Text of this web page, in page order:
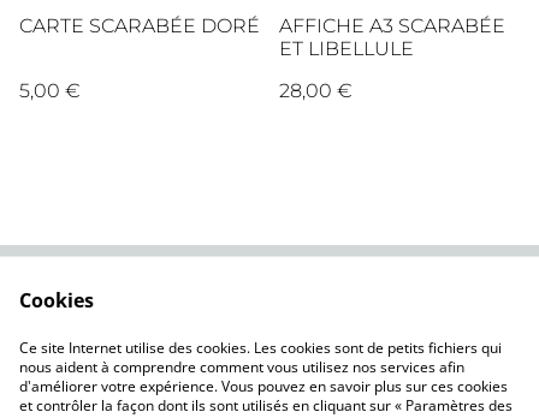
CARTE SCARABÉE DORÉ
5,00 €
AFFICHE A3 SCARABÉE
ET LIBELLULE
28,00 €
Politique de
confidentialité
Politique de cookies
Cookies
Ce site Internet utilise des cookies. Les cookies sont de petits fichiers qui
nous aident à comprendre comment vous utilisez nos services afin
d'améliorer votre expérience. Vous pouvez en savoir plus sur ces cookies
et contrôler la façon dont ils sont utilisés en cliquant sur « Paramètres des